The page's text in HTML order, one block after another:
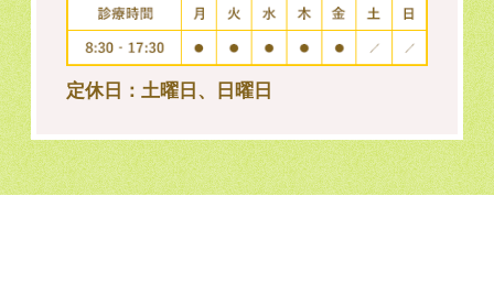
定休日：土曜日、日曜日